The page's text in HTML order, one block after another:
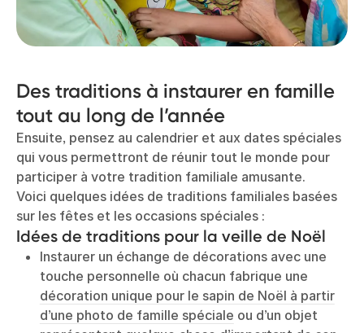
Des traditions à instaurer en famille
tout au long de l’année
Ensuite, pensez au calendrier et aux dates spéciales
qui vous permettront de réunir tout le monde pour
participer à votre tradition familiale amusante.
Voici quelques idées de traditions familiales basées
sur les fêtes et les occasions spéciales :
Idées de traditions pour la veille de Noël
Instaurer un échange de décorations avec une
touche personnelle où chacun fabrique une
décoration unique pour le sapin de Noël à partir
d’une photo de famille spéciale ou d’un objet